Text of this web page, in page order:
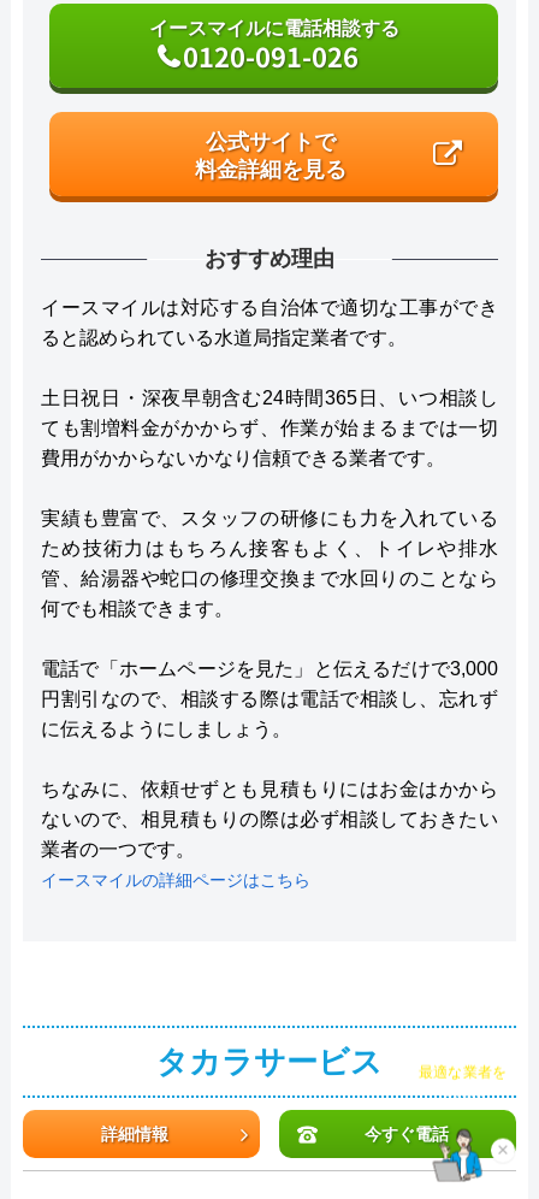
イースマイルに電話相談する
0120-091-026
公式サイトで
料金詳細を見る
おすすめ理由
イースマイルは対応する自治体で適切な工事ができ
ると認められている水道局指定業者です。
土日祝日・深夜早朝含む24時間365日、いつ相談し
ても割増料金がかからず、作業が始まるまでは一切
費用がかからないかなり信頼できる業者です。
実績も豊富で、スタッフの研修にも力を入れている
ため技術力はもちろん接客もよく、トイレや排水
管、給湯器や蛇口の修理交換まで水回りのことなら
何でも相談できます。
電話で「ホームページを見た」と伝えるだけで3,000
円割引なので、相談する際は電話で相談し、忘れず
に伝えるようにしましょう。
ちなみに、依頼せずとも見積もりにはお金はかから
ないので、相見積もりの際は必ず相談しておきたい
業者の一つです。
イースマイルの詳細ページはこちら
タカラサービス
詳細情報 今すぐ電話
×
最適な業者を
ご提案